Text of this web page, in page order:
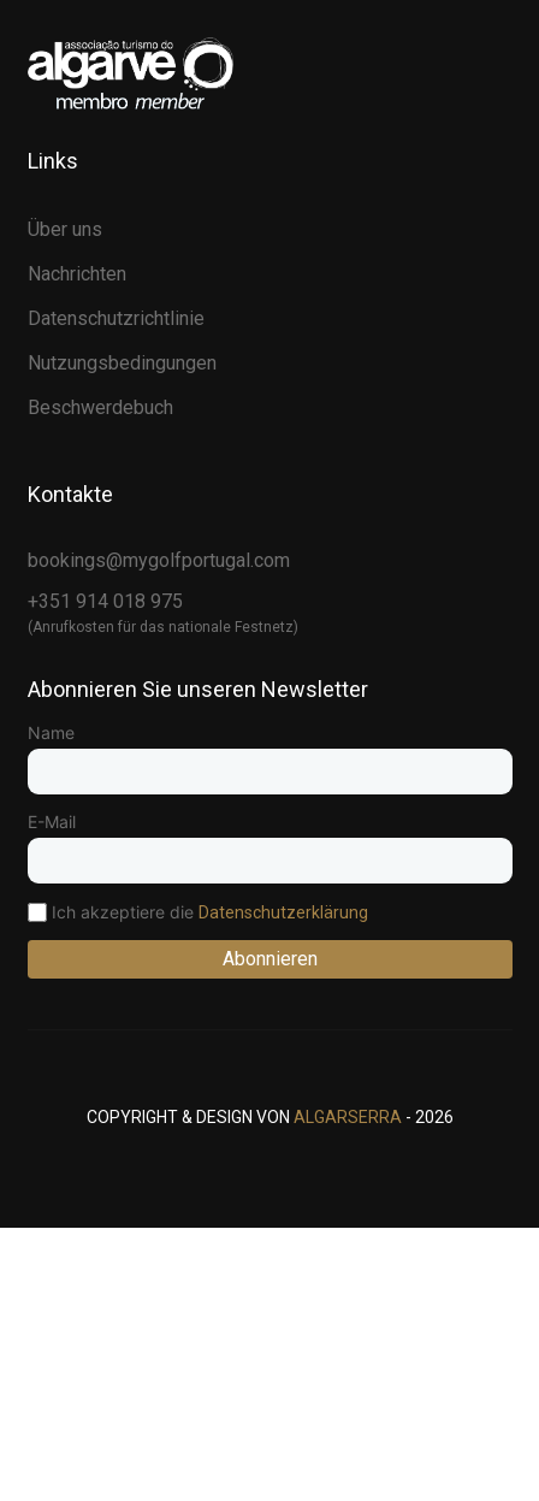
Links
Über uns
Nachrichten
Datenschutzrichtlinie
Nutzungsbedingungen
Beschwerdebuch
Kontakte
bookings@mygolfportugal.com
+351 914 018 975
(Anrufkosten für das nationale Festnetz)
Abonnieren Sie unseren Newsletter
Name
E-Mail
Ich akzeptiere die Datenschutzerklärung
Abonnieren
COPYRIGHT & DESIGN VON ALGARSERRA - 2026